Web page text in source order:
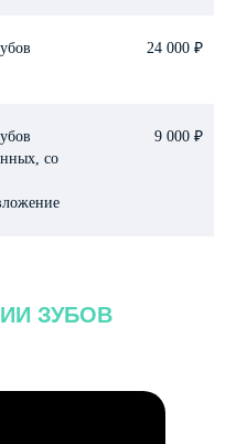
24 000 ₽
со
9 000 ₽
ЗУБОВ